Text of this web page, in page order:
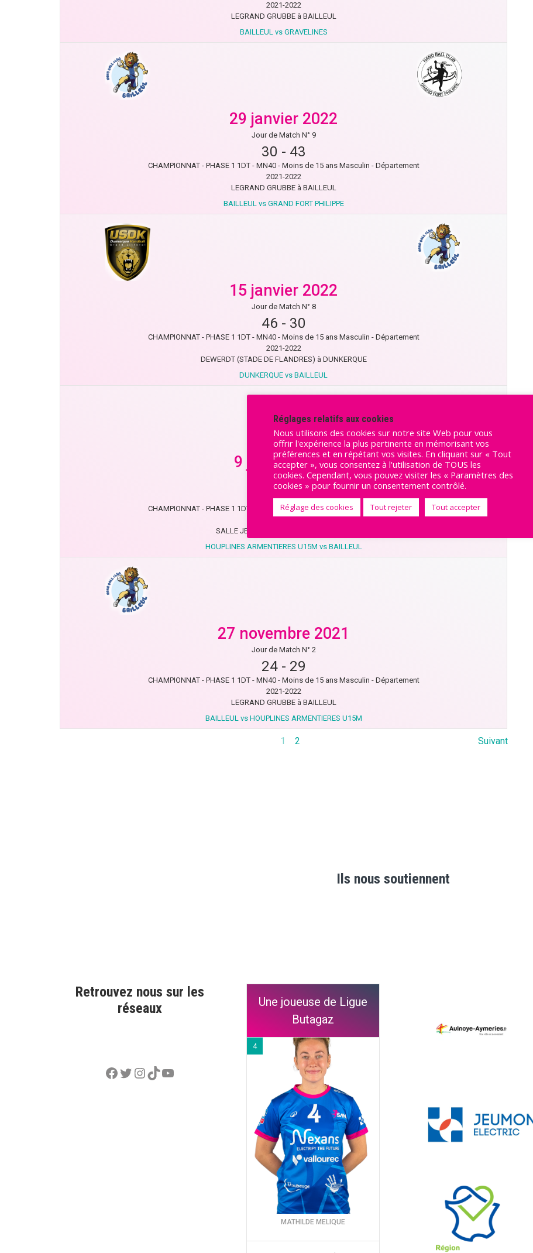
2021-2022
LEGRAND GRUBBE à BAILLEUL
BAILLEUL vs GRAVELINES
29 janvier 2022
Jour de Match N° 9
30 - 43
CHAMPIONNAT - PHASE 1 1DT - MN40 - Moins de 15 ans Masculin - Département
2021-2022
LEGRAND GRUBBE à BAILLEUL
BAILLEUL vs GRAND FORT PHILIPPE
15 janvier 2022
Jour de Match N° 8
46 - 30
CHAMPIONNAT - PHASE 1 1DT - MN40 - Moins de 15 ans Masculin - Département
2021-2022
DEWERDT (STADE DE FLANDRES) à DUNKERQUE
DUNKERQUE vs BAILLEUL
9 janvier 2022
Jour de Match N° 7
33-33
CHAMPIONNAT - PHASE 1 1DT - MN40 - Moins de 15 ans Masculin - Département
SALLE JEAN ROSTAND à ARMENTIERES
HOUPLINES ARMENTIERES U15M vs BAILLEUL
27 novembre 2021
Jour de Match N° 2
24- 29
CHAMPIONNAT - PHASE 1 1DT - MN40 - Moins de 15 ans Masculin - Département
2021-2022
LEGRAND GRUBBE à BAILLEUL
BAILLEUL vs HOUPLINES ARMENTIERES U15M
1 2 Suivant
Ils nous soutiennent
Retrouvez nous sur les
réseaux
Facebook
Twitter
Instagram
TikTok
YouTube
Une joueuse de Ligue
Butagaz
4
MATHILDE MELIQUE
Réglages relatifs aux cookies
Nous utilisons des cookies sur notre site Web pour vous
offrir l'expérience la plus pertinente en mémorisant vos
préférences et en répétant vos visites. En cliquant sur « Tout
accepter », vous consentez à l'utilisation de TOUS les
cookies. Cependant, vous pouvez visiter les « Paramètres des
cookies » pour fournir un consentement contrôlé.
Réglage des cookies Tout rejeter Tout accepter